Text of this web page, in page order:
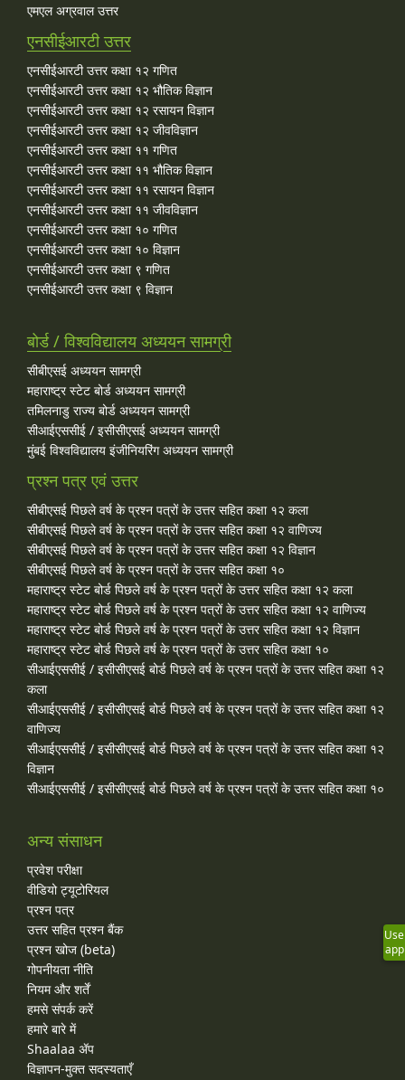
एमएल अग्रवाल उत्तर
एनसीईआरटी उत्तर
एनसीईआरटी उत्तर कक्षा १२ गणित
एनसीईआरटी उत्तर कक्षा १२ भौतिक विज्ञान
एनसीईआरटी उत्तर कक्षा १२ रसायन विज्ञान
एनसीईआरटी उत्तर कक्षा १२ जीवविज्ञान
एनसीईआरटी उत्तर कक्षा ११ गणित
एनसीईआरटी उत्तर कक्षा ११ भौतिक विज्ञान
एनसीईआरटी उत्तर कक्षा ११ रसायन विज्ञान
एनसीईआरटी उत्तर कक्षा ११ जीवविज्ञान
एनसीईआरटी उत्तर कक्षा १० गणित
एनसीईआरटी उत्तर कक्षा १० विज्ञान
एनसीईआरटी उत्तर कक्षा ९ गणित
एनसीईआरटी उत्तर कक्षा ९ विज्ञान
बोर्ड / विश्वविद्यालय अध्ययन सामग्री
सीबीएसई अध्ययन सामग्री
महाराष्ट्र स्टेट बोर्ड अध्ययन सामग्री
तमिलनाडु राज्य बोर्ड अध्ययन सामग्री
सीआईएससीई / इसीसीएसई अध्ययन सामग्री
मुंबई विश्वविद्यालय इंजीनियरिंग अध्ययन सामग्री
प्रश्न पत्र एवं उत्तर
सीबीएसई पिछले वर्ष के प्रश्न पत्रों के उत्तर सहित कक्षा १२ कला
सीबीएसई पिछले वर्ष के प्रश्न पत्रों के उत्तर सहित कक्षा १२ वाणिज्य
सीबीएसई पिछले वर्ष के प्रश्न पत्रों के उत्तर सहित कक्षा १२ विज्ञान
सीबीएसई पिछले वर्ष के प्रश्न पत्रों के उत्तर सहित कक्षा १०
महाराष्ट्र स्टेट बोर्ड पिछले वर्ष के प्रश्न पत्रों के उत्तर सहित कक्षा १२ कला
महाराष्ट्र स्टेट बोर्ड पिछले वर्ष के प्रश्न पत्रों के उत्तर सहित कक्षा १२ वाणिज्य
महाराष्ट्र स्टेट बोर्ड पिछले वर्ष के प्रश्न पत्रों के उत्तर सहित कक्षा १२ विज्ञान
महाराष्ट्र स्टेट बोर्ड पिछले वर्ष के प्रश्न पत्रों के उत्तर सहित कक्षा १०
सीआईएससीई / इसीसीएसई बोर्ड पिछले वर्ष के प्रश्न पत्रों के उत्तर सहित कक्षा १२
कला
सीआईएससीई / इसीसीएसई बोर्ड पिछले वर्ष के प्रश्न पत्रों के उत्तर सहित कक्षा १२
वाणिज्य
सीआईएससीई / इसीसीएसई बोर्ड पिछले वर्ष के प्रश्न पत्रों के उत्तर सहित कक्षा १२
विज्ञान
सीआईएससीई / इसीसीएसई बोर्ड पिछले वर्ष के प्रश्न पत्रों के उत्तर सहित कक्षा १०
अन्य संसाधन
प्रवेश परीक्षा
वीडियो ट्यूटोरियल
प्रश्न पत्र
उत्तर सहित प्रश्न बैंक
प्रश्न खोज (beta)
गोपनीयता नीति
नियम और शर्तें
हमसे संपर्क करें
हमारे बारे में
Shaalaa ॲप
विज्ञापन-मुक्त सदस्यताएँ
Use
app